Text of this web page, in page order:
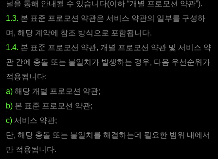
널을 통해 안내될 수 있습니다(이하 “개별 프로모션 약관”).
1.3. 본 표준 프로모션 약관은 서비스 약관의 일부를 구성하
며, 해당 계약에 참조 방식으로 포함됩니다.
1.4. 본 표준 프로모션 약관, 개별 프로모션 약관 및 서비스 약
관 간에 충돌 또는 불일치가 발생하는 경우, 다음 우선순위가
적용됩니다:
a) 해당 개별 프로모션 약관;
b) 본 표준 프로모션 약관;
c) 서비스 약관;
단, 해당 충돌 또는 불일치를 해결하는데 필요한 범위 내에서
만 적용됩니다.